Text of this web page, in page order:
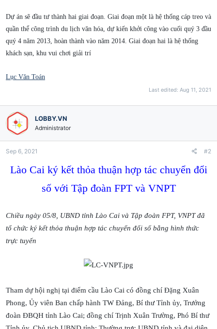
Dự án sẽ đầu tư thành hai giai đoạn. Giai đoạn một là hệ thống cáp treo và
quần thể công trình du lịch văn hóa, dự kiến khởi công vào cuối quý 3 đầu
quý 4 năm 2013, hoàn thành vào năm 2014. Giai đoạn hai là hệ thống
khách sạn, khu vui chơi giải trí
Lục Văn Toán
Last edited: Aug 11, 2021
LOBBY.VN
Administrator
Sep 6, 2021 #2
Lào Cai ký kết thỏa thuận hợp tác chuyển đổi
số với Tập đoàn FPT và VNPT
Chiều ngày 05/8, UBND tỉnh Lào Cai và Tập đoàn FPT, VNPT đã
tổ chức ký kết thỏa thuận hợp tác chuyển đổi số bằng hình thức
trực tuyến
Tham dự hội nghị tại điểm cầu Lào Cai có đồng chí Đặng Xuân
Phong, Ủy viên Ban chấp hành TW Đảng, Bí thư Tỉnh ủy, Trưởng
đoàn ĐBQH tỉnh Lào Cai; đồng chí Trịnh Xuân Trường, Phó Bí thư